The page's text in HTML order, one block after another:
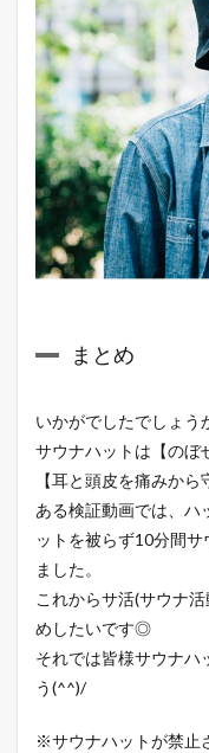
まとめ
いかがでしたでしょう
サウナハットは【のぼ
【耳と頭皮を痛みか
ある検証動画では、ハ
ットを被らず10分間
ました。
これからサ活(サウナ
めしたいです◎
それでは皆様サウナハ
う(^^)/
※サウナハットが禁止